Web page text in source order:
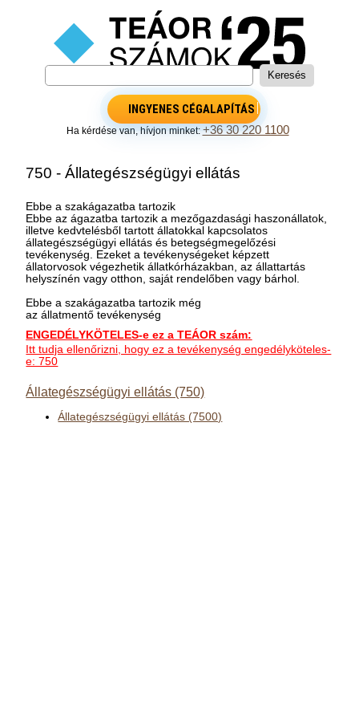
INGYENES CÉGALAPÍTÁS
Ha kérdése van, hívjon minket:+36 30 220 1100
750 - Állategészségügyi ellátás
Ebbe a szakágazatba tartozik
Ebbe az ágazatba tartozik a mezőgazdasági haszonállatok,
illetve kedvtelésből tartott állatokkal kapcsolatos
állategészségügyi ellátás és betegségmegelőzési
tevékenység. Ezeket a tevékenységeket képzett
állatorvosok végezhetik állatkórházakban, az állattartás
helyszínén vagy otthon, saját rendelőben vagy bárhol.
Ebbe a szakágazatba tartozik még
az állatmentő tevékenység
ENGEDÉLYKÖTELES-e ez a TEÁOR szám:
Itt tudja ellenőrizni, hogy ez a tevékenység engedélyköteles-
e: 750
Állategészségügyi ellátás (750)
Állategészségügyi ellátás (7500)